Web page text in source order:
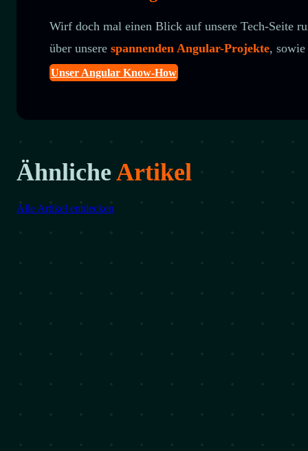
Wirf doch mal einen Blick auf unsere Tech-Seite
über unsere spannenden Angular-Projekte,
Unser Angular Know-How
Ähnliche Artikel
Alle Artikel entdecken